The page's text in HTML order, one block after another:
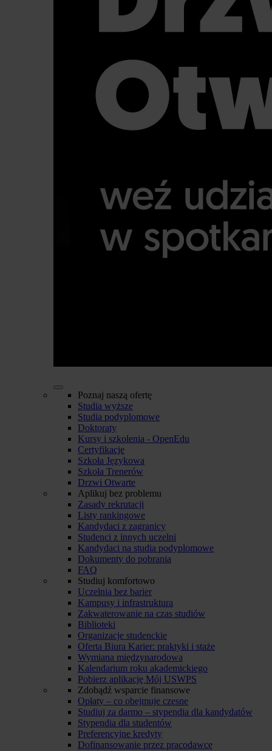
Poznaj naszą ofertę
Studia wyższe
Studia podyplomowe
Doktoraty
Kursy i szkolenia - OpenEdu
Certyfikacje
Szkoła Językowa
Szkoła Trenerów
Drzwi Otwarte
Aplikuj bez problemu
Zasady rekrutacji
Listy rankingowe
Kandydaci z zagranicy
Studenci z innych uczelni
Kandydaci na studia podyplomowe
Dokumenty do pobrania
FAQ
Studiuj komfortowo
Uczelnia bez barier
Kampusy i infrastruktura
Zakwaterowanie na czas studiów
Biblioteki
Organizacje studenckie
Oferta Biura Karier: praktyki i staże
Wymiana międzynarodowa
Kalendarium roku akademickiego
Pobierz aplikację Mój USWPS
Zdobądź wsparcie finansowe
Opłaty – co obejmuje czesne
Studiuj za darmo – stypendia dla kandydatów
Stypendia dla studentów
Preferencyjne kredyty
Dofinansowanie przez pracodawcę